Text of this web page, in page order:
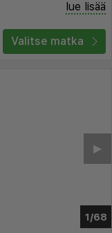
lue lisää
Valitse matka
1/64
▶︎